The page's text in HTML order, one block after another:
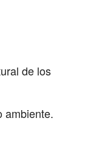
de los
ambiente.